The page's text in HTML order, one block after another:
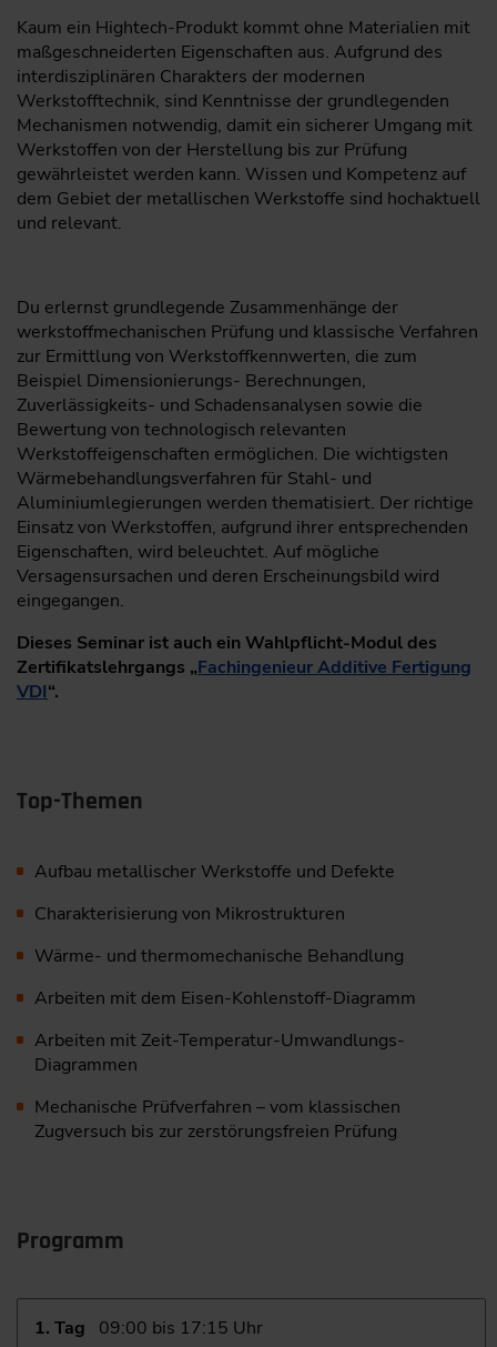
Kaum ein Hightech-Produkt kommt ohne Materialien mit
maßgeschneiderten Eigenschaften aus. Aufgrund des
interdisziplinären Charakters der modernen
Werkstofftechnik, sind Kenntnisse der grundlegenden
Mechanismen notwendig, damit ein sicherer Umgang mit
Werkstoffen von der Herstellung bis zur Prüfung
gewährleistet werden kann. Wissen und Kompetenz auf
dem Gebiet der metallischen Werkstoffe sind hochaktuell
und relevant.
Du erlernst grundlegende Zusammenhänge der
werkstoffmechanischen Prüfung und klassische Verfahren
zur Ermittlung von Werkstoffkennwerten, die zum
Beispiel Dimensionierungs- Berechnungen,
Zuverlässigkeits- und Schadensanalysen sowie die
Bewertung von technologisch relevanten
Werkstoffeigenschaften ermöglichen. Die wichtigsten
Wärmebehandlungsverfahren für Stahl- und
Aluminiumlegierungen werden thematisiert. Der richtige
Einsatz von Werkstoffen, aufgrund ihrer entsprechenden
Eigenschaften, wird beleuchtet. Auf mögliche
Versagensursachen und deren Erscheinungsbild wird
eingegangen.
Dieses Seminar ist auch ein Wahlpflicht-Modul des
Zertifikatslehrgangs „Fachingenieur Additive Fertigung
VDI“.
Top-Themen
Aufbau metallischer Werkstoffe und Defekte
Charakterisierung von Mikrostrukturen
Wärme- und thermomechanische Behandlung
Arbeiten mit dem Eisen-Kohlenstoff-Diagramm
Arbeiten mit Zeit-Temperatur-Umwandlungs-
Diagrammen
Mechanische Prüfverfahren – vom klassischen
Zugversuch bis zur zerstörungsfreien Prüfung
Programm
1. Tag 09:00 bis 17:15 Uhr